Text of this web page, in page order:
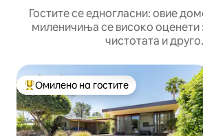
Гостите се едногласни: овие
миленичиња се високо оценети
чистотата и друго.
Меѓу најуспешните „Омилени на
Омилено на гостите